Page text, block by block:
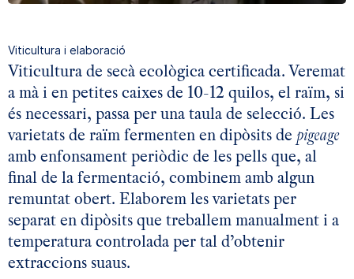
Viticultura i elaboració
Viticultura de secà ecològica certificada. Veremat
a mà i en petites caixes de 10-12 quilos, el raïm, si
és necessari, passa per una taula de selecció. Les
varietats de raïm fermenten en dipòsits de pigeage
amb enfonsament periòdic de les pells que, al
final de la fermentació, combinem amb algun
remuntat obert. Elaborem les varietats per
separat en dipòsits que treballem manualment i a
temperatura controlada per tal d’obtenir
extraccions suaus.